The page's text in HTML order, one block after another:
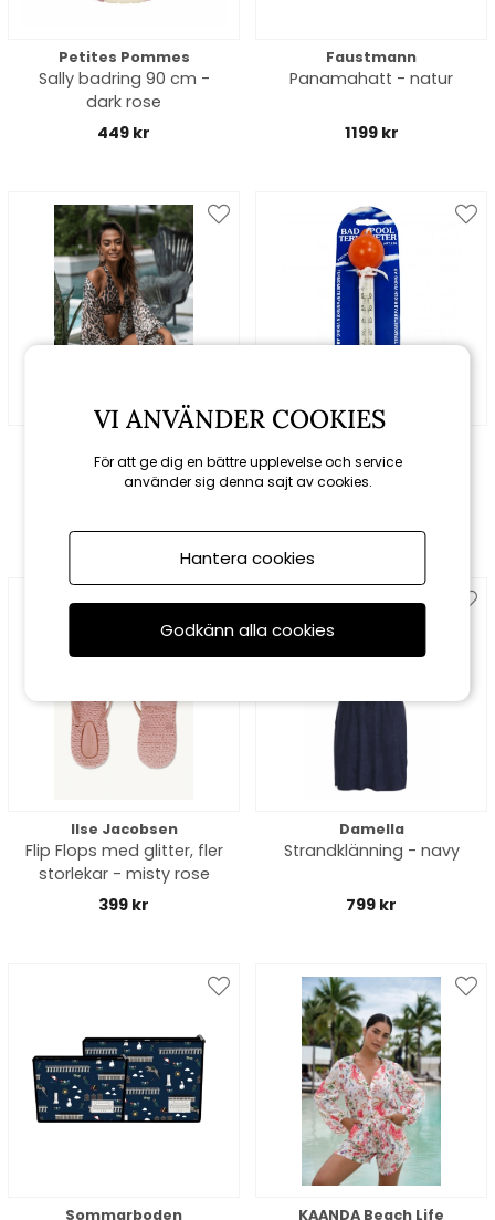
Petites Pommes
Sally badring 90 cm -
dark rose
449 kr
Faustmann
Panamahatt - natur
1199 kr
Hedda kimono -
cheetah
Badtermometer med
boll
Ilse Jacobsen
Flip Flops med glitter, fler
storlekar - misty rose
399 kr
Damella
Strandklänning - navy
799 kr
Sommarboden KAANDA Beach Life
VI ANVÄNDER COOKIES
För att ge dig en bättre upplevelse och service
använder sig denna sajt av cookies.
Hantera cookies
Godkänn alla cookies